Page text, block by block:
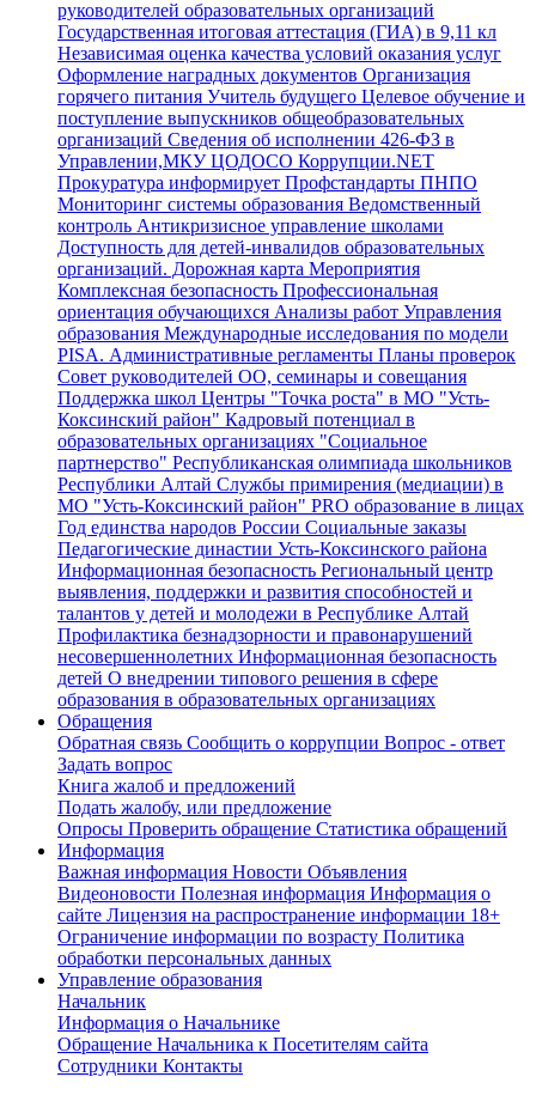
руководителей образовательных организаций
Государственная итоговая аттестация (ГИА) в 9,11 кл
Независимая оценка качества условий оказания услуг
Оформление наградных документов Организация
горячего питания Учитель будущего Целевое обучение и
поступление выпускников общеобразовательных
организаций Сведения об исполнении 426-ФЗ в
Управлении,МКУ ЦОДОСО Коррупции.NET
Прокуратура информирует Профстандарты ПНПО
Мониторинг системы образования Ведомственный
контроль Антикризисное управление школами
Доступность для детей-инвалидов образовательных
организаций. Дорожная карта Мероприятия
Комплексная безопасность Профессиональная
ориентация обучающихся Анализы работ Управления
образования Международные исследования по модели
PISA. Административные регламенты Планы проверок
Совет руководителей ОО, семинары и совещания
Поддержка школ Центры "Точка роста" в МО "Усть-
Коксинский район" Кадровый потенциал в
образовательных организациях "Социальное
партнерство" Республиканская олимпиада школьников
Республики Алтай Службы примирения (медиации) в
МО "Усть-Коксинский район" PRO образование в лицах
Год единства народов России Социальные заказы
Педагогические династии Усть-Коксинского района
Информационная безопасность Региональный центр
выявления, поддержки и развития способностей и
талантов у детей и молодежи в Республике Алтай
Профилактика безнадзорности и правонарушений
несовершеннолетних Информационная безопасность
детей О внедрении типового решения в сфере
образования в образовательных организациях
Обращения
Обратная связь Сообщить о коррупции Вопрос - ответ
Задать вопрос
Книга жалоб и предложений
Подать жалобу, или предложение
Опросы Проверить обращение Статистика обращений
Информация
Важная информация Новости Объявления
Видеоновости Полезная информация Информация о
сайте Лицензия на распространение информации 18+
Ограничение информации по возрасту Политика
обработки персональных данных
Управление образования
Начальник
Информация о Начальнике
Обращение Начальника к Посетителям сайта
Сотрудники Контакты